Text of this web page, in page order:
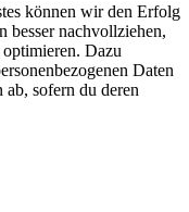
können wir den Erfolg
besser nachvollziehen,
Dazu
Daten
sofern du deren